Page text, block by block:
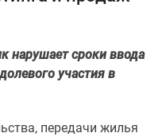
нарушает сроки ввода
участия в
передачи жилья